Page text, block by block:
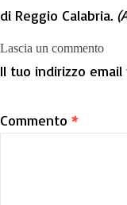
di Reggio Calabria.
Lascia un commento
Il tuo indirizzo
Commento *